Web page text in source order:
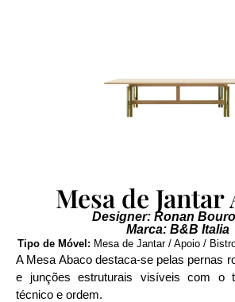
Mesa de Jantar
Designer: Ronan
Marca: B&B Italia
Tipo de Móvel: Mesa de Jantar / Apoio /
A Mesa Abaco destaca-se pelas pernas
e junções estruturais visíveis com o
técnico e ordem.